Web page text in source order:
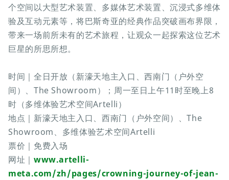
个空间以大型艺术装置、多媒体艺术装置、沉浸式多维体
验及互动元素等，将巴斯奇亚的经典作品突破画布界限，
带来一场前所未有的艺术旅程，让观众一起探索这位艺术
巨星的所思所想。
时间｜全日开放（新濠天地主入口、西南门（户外空
间）、The Showroom）；周一至日上午11时至晚上8
时（多维体验艺术空间Artelli）
地点｜新濠天地主入口、西南门（户外空间）、The
Showroom、多维体验艺术空间Artelli
票价｜免费入场
网址｜ www.artelli-
meta.com/zh/pages/crowning-journey-of-jean-